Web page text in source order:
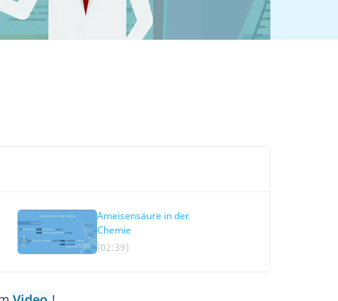
Ameisensäure in der
Chemie
(02:39)